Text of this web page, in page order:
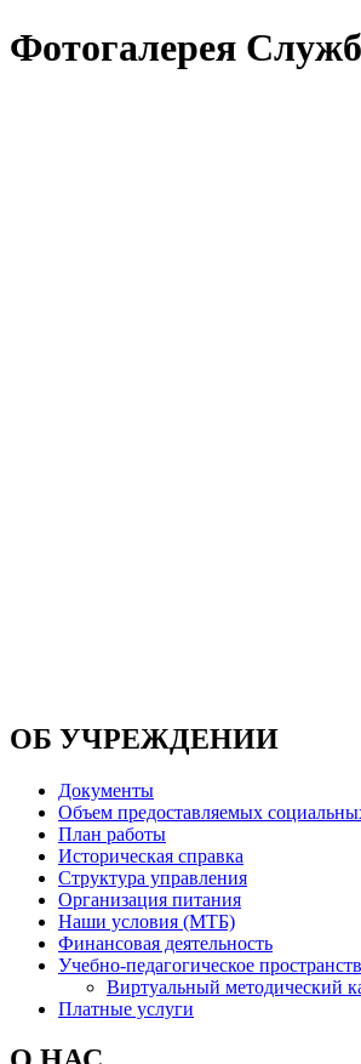
Фотогалерея
ОБ УЧРЕЖДЕНИИ
Документы
Объем предоставляемых
План работы
Историческая справка
Структура управления
Организация питания
Наши условия (МТБ)
Финансовая деятельность
Учебно-педагогическое
Виртуальный методический
Платные услуги